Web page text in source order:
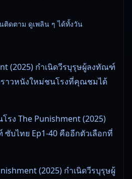
ติดตาม ดูเพลิน ๆ ได้ทั้งวัน
(2025) กำเนิดวีรบุรุษผู้ลงทัณฑ์
ราวหนังใหม่ชนโรงที่คุณชมได้
รง The Punishment (2025)
บไทย Ep1-40 คืออีกตัวเลือกที่
(2025) กำเนิดวีรบุรุษผู้